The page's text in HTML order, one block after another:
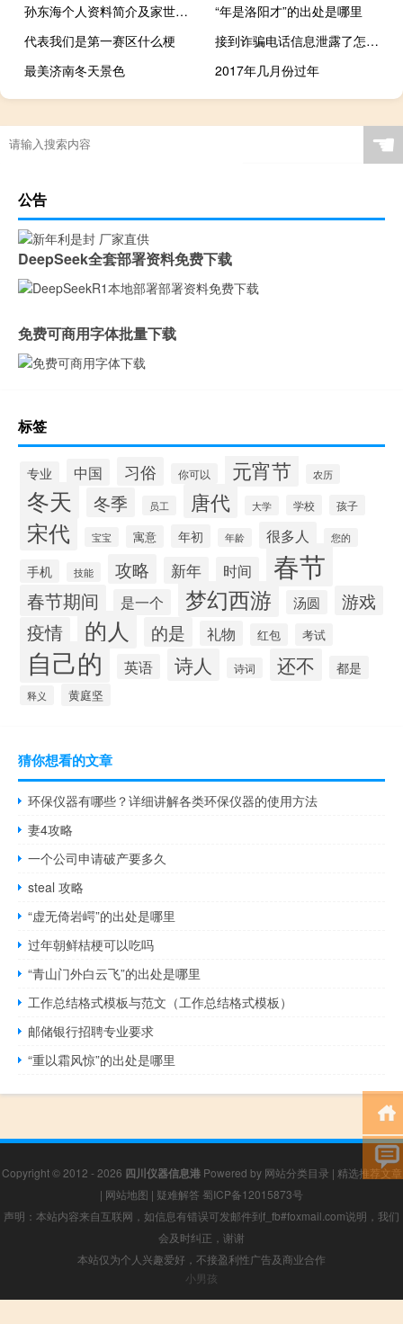
孙东海个人资料简介及家世（Najmeddin AlHadad简介）
“年是洛阳才”的出处是哪里
代表我们是第一赛区什么梗
接到诈骗电话信息泄露了怎么办
最美济南冬天景色
2017年几月份过年
特困学生买1517元演唱会门票？中山大学开展调查 到底什么情况嘞
☚
公告
DeepSeek全套部署资料免费下载
免费可商用字体批量下载
标签
专业 中国 习俗 你可以 元宵节 农历
冬天 冬季 员工 唐代 大学 学校 孩子
宋代 宝宝 寓意 年初 年龄 很多人 您的
手机 技能 攻略 新年 时间 春节
春节期间 是一个 梦幻西游 汤圆 游戏
疫情 的人 的是 礼物 红包 考试
自己的 英语 诗人 诗词 还不 都是
释义 黄庭坚
猜你想看的文章
环保仪器有哪些？详细讲解各类环保仪器的使用方法
妻4攻略
一个公司申请破产要多久
steal 攻略
“虚无倚岩崿”的出处是哪里
过年朝鲜桔梗可以吃吗
“青山门外白云飞”的出处是哪里
工作总结格式模板与范文（工作总结格式模板）
邮储银行招聘专业要求
“重以霜风惊”的出处是哪里
Copyright © 2012 - 2026 四川仪器信息港Powered by 网站分类目录 | 精选推荐文章
| 网站地图 | 疑难解答 蜀ICP备12015873号
声明：本站内容来自互联网，如信息有错误可发邮件到f_fb#foxmail.com说明，我们
会及时纠正，谢谢
本站仅为个人兴趣爱好，不接盈利性广告及商业合作
小男孩